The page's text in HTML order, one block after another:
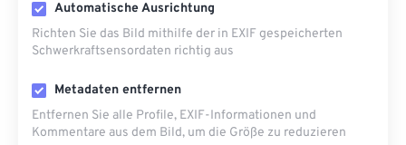
Automatische Ausrichtung
Richten Sie das Bild mithilfe der in EXIF ​​gespeicherten
Schwerkraftsensordaten richtig aus
Metadaten entfernen
Entfernen Sie alle Profile, EXIF-Informationen und
Kommentare aus dem Bild, um die Größe zu reduzieren